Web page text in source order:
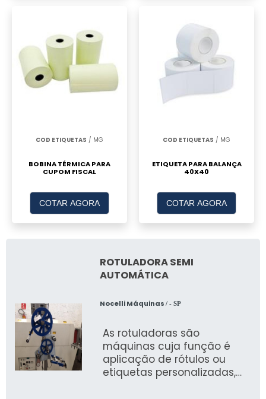
COD ETIQUETAS / MG
BOBINA TÉRMICA PARA
CUPOM FISCAL
COTAR AGORA
COD ETIQUETAS / MG
ETIQUETA PARA BALANÇA
40X40
COTAR AGORA
ROTULADORA SEMI
AUTOMÁTICA
Nocelli Máquinas / - SP
As rotuladoras são
máquinas cuja função é
aplicação de rótulos ou
etiquetas personalizadas,